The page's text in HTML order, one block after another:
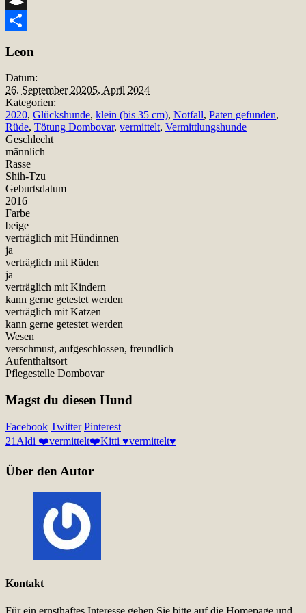
Snapchat
Leon
Datum:
26. September 20205. April 2024
Kategorien:
2020, Glückshunde, klein (bis 35 cm), Notfall, Paten gefunden,
Rüde, Tötung Dombovar, vermittelt, Vermittlungshunde
Geschlecht
männlich
Rasse
Shih-Tzu
Geburtsdatum
2016
Farbe
beige
verträglich mit Hündinnen
ja
verträglich mit Rüden
ja
verträglich mit Kindern
kann gerne getestet werden
verträglich mit Katzen
kann gerne getestet werden
Wesen
verschmust, aufgeschlossen, freundlich
Aufenthaltsort
Pflegestelle Dombovar
Magst du diesen Hund
Facebook Twitter Pinterest
21 Aldi ❤️vermittelt❤️Kitti ♥vermittelt♥
Über den Autor
Kontakt
Für ein ernsthaftes Interesse gehen Sie bitte auf die Homepage und